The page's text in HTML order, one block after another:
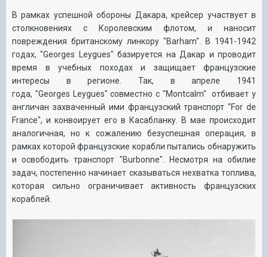
В рамках успешной обороны Дакара, крейсер участвует в
столкновениях с Королевским флотом, и наносит
повреждения британскому линкору "Barham"
В 1941-1942
годах, "Georges Leygues" базируется на Дакар и проводит
время в учебных походах и защищает французские
интересы в регионе. Так, в апреле 1941
года, "Georges Leygues" совместно с "Montcalm"
отбивает у
англичан захваченный ими французский транспорт "For de
France", и конвоирует его в Касабланку. В мае происходит
аналогичная, но к сожалению безуспешная операция, в
рамках которой французские корабли пытались обнаружить
и освободить транспорт "Burbonne". Несмотря на обилие
задач, постепенно начинает сказываться нехватка топлива,
которая сильно ограничивает активность французских
кораблей.